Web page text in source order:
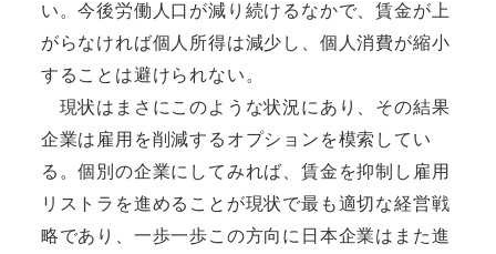
い。今後労働人口が減り続けるなかで、賃金が上
がらなければ個人所得は減少し、個人消費が縮小
することは避けられない。
現状はまさにこのような状況にあり、その結果
企業は雇用を削減するオプションを模索してい
る。個別の企業にしてみれば、賃金を抑制し雇用
リストラを進めることが現状で最も適切な経営戦
略であり、一歩一歩この方向に日本企業はまた進